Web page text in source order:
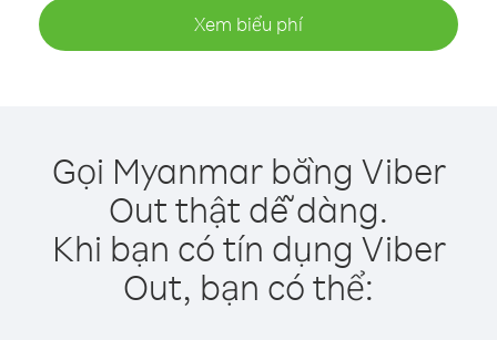
Xem biểu phí
Gọi Myanmar bằng Viber
Out thật dễ dàng.
Khi bạn có tín dụng Viber
Out, bạn có thể: